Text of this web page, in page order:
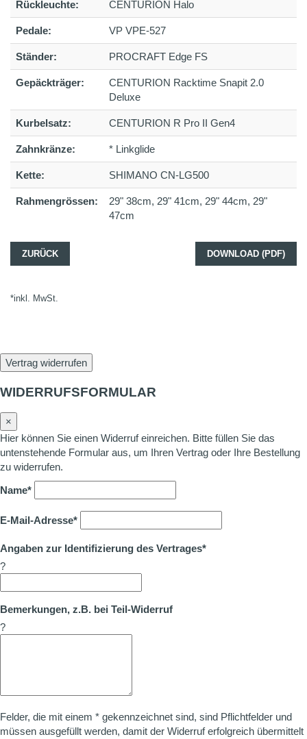
Rückleuchte: CENTURION Halo
Pedale: VP VPE-527
Ständer: PROCRAFT Edge FS
Gepäckträger:
CENTURION Racktime Snapit 2.0
Deluxe
Kurbelsatz: CENTURION R Pro II Gen4
Zahnkränze: * Linkglide
Kette: SHIMANO CN-LG500
Rahmengrössen:
29" 38cm, 29" 41cm, 29" 44cm, 29"
47cm
ZURÜCK DOWNLOAD (PDF)
*inkl. MwSt.
Vertrag widerrufen
WIDERRUFSFORMULAR
×
Hier können Sie einen Widerruf einreichen. Bitte füllen Sie das
untenstehende Formular aus, um Ihren Vertrag oder Ihre Bestellung
zu widerrufen.
Name*
E-Mail-Adresse*
Angaben zur Identifizierung des Vertrages*
?
Bemerkungen, z.B. bei Teil-Widerruf
?
Felder, die mit einem * gekennzeichnet sind, sind Pflichtfelder und
müssen ausgefüllt werden, damit der Widerruf erfolgreich übermittelt